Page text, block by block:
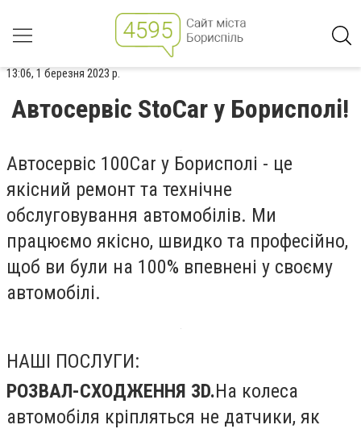
13:06, 1 березня 2023 р.
Автосервіс StoCar у Борисполі!
Автосервіс 100Car у Борисполі - це
якісний ремонт та технічне
обслуговування автомобілів. Ми
працюємо якісно, швидко та професійно,
щоб ви були на 100% впевнені у своєму
автомобілі.
НАШІ ПОСЛУГИ:
РОЗВАЛ-СХОДЖЕННЯ 3D.На колеса
автомобіля кріпляться не датчики, як